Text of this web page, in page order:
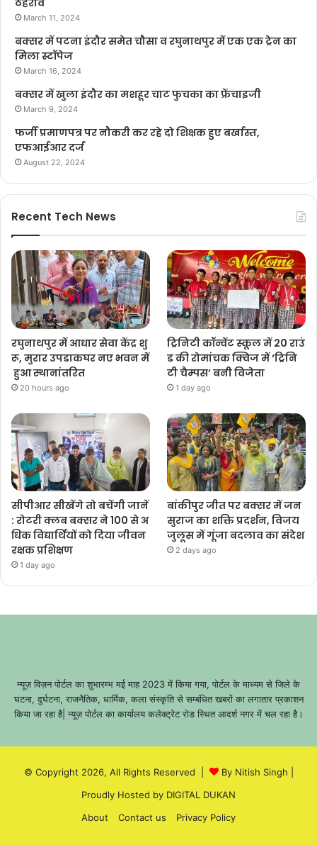
ठहराव
March 11, 2024
बक्सर में पटना इंदौर समेत चौसा व रघुनाथपुर में एक एक ट्रेन का
मिला स्टॉपेज
March 16, 2024
बक्सर में खुला इंदौर का मशहूर चाट फुचका का फ्रेंचाइजी
March 9, 2024
फर्जी प्रमाणपत्र पर नौकरी कर रहे दो शिक्षक हुए बर्खास्त,
एफआईआर दर्ज
August 22, 2024
Recent Tech News
रघुनाथपुर में आधार सेवा केंद्र शु
रू, मुरार उपडाकघर नए भवन में
हुआ स्थानांतरित
20 hours ago
ट्रिनिटी कॉन्वेंट स्कूल में 20 राउं
ड की रोमांचक क्विज में ‘ट्रिनि
टी चैम्पस’ बनी विजेता
1 day ago
सीपीआर सीखेंगे तो बचेंगी जानें
: रोटरी क्लब बक्सर ने 100 से अ
धिक विद्यार्थियों को दिया जीवन
रक्षक प्रशिक्षण
1 day ago
बांकीपुर जीत पर बक्सर में जन
सुराज का शक्ति प्रदर्शन, विजय
जुलूस में गूंजा बदलाव का संदेश
2 days ago
न्यूज़ विज़न पोर्टल का शुभारम्भ मई माह 2023 में किया गया, पोर्टल के माध्यम से जिले के
घटना, दुर्घटना, राजनैतिक, धार्मिक, कला संस्कृति से सम्बंधित खबरों का लगातार प्रकाशन
किया जा रहा है| न्यूज़ पोर्टल का कार्यालय कलेक्ट्रेट रोड स्थित आदर्श नगर में चल रहा है।
© Copyright 2026, All Rights Reserved | By Nitish Singh
Proudly Hosted by DIGITAL DUKAN
About
Contact us Privacy Policy